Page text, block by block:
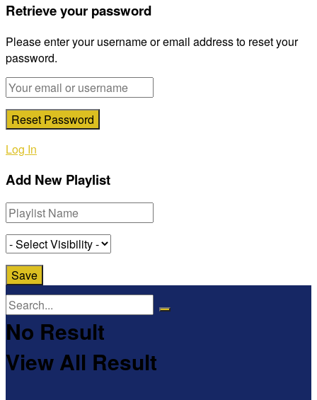
Retrieve your password
Please enter your username or email address to reset your
password.
Log In
Add New Playlist
No Result
View All Result